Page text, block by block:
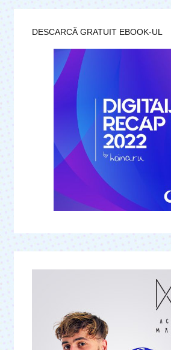
DESCARCĂ GRATUIT EBOOK-UL